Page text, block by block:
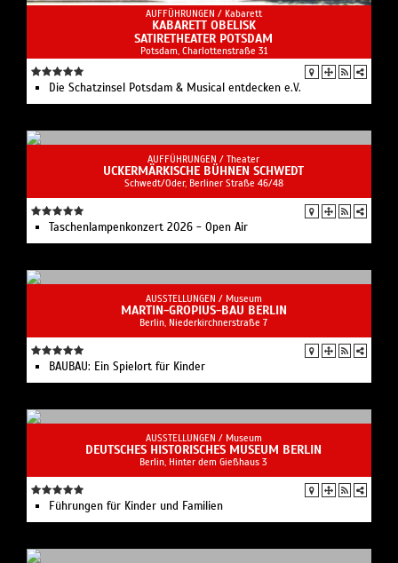
AUFFÜHRUNGEN / Kabarett
KABARETT OBELISK
SATIRETHEATER POTSDAM
Potsdam, Charlottenstraße 31
Die Schatzinsel Potsdam & Musical entdecken e.V.
AUFFÜHRUNGEN / Theater
UCKERMÄRKISCHE BÜHNEN SCHWEDT
Schwedt/Oder, Berliner Straße 46/48
Taschenlampenkonzert 2026 - Open Air
AUSSTELLUNGEN / Museum
MARTIN-GROPIUS-BAU BERLIN
Berlin, Niederkirchnerstraße 7
BAUBAU: Ein Spielort für Kinder
AUSSTELLUNGEN / Museum
DEUTSCHES HISTORISCHES MUSEUM BERLIN
Berlin, Hinter dem Gießhaus 3
Führungen für Kinder und Familien